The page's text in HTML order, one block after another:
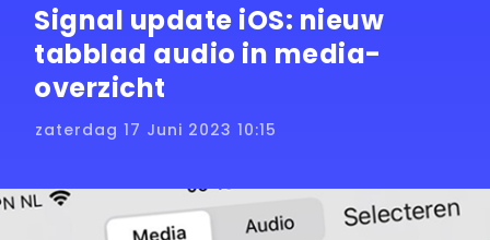
Signal update iOS: nieuw
tabblad audio in media-
overzicht
zaterdag 17 Juni 2023 10:15